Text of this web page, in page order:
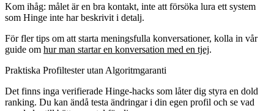
Kom ihåg: målet är en bra kontakt, inte att försöka lura ett system
som Hinge inte har beskrivit i detalj.
För fler tips om att starta meningsfulla konversationer, kolla in vår
guide om hur man startar en konversation med en tjej.
Praktiska Profiltester utan Algoritmgaranti
Det finns inga verifierade Hinge-hacks som låter dig styra en dold
ranking. Du kan ändå testa ändringar i din egen profil och se vad